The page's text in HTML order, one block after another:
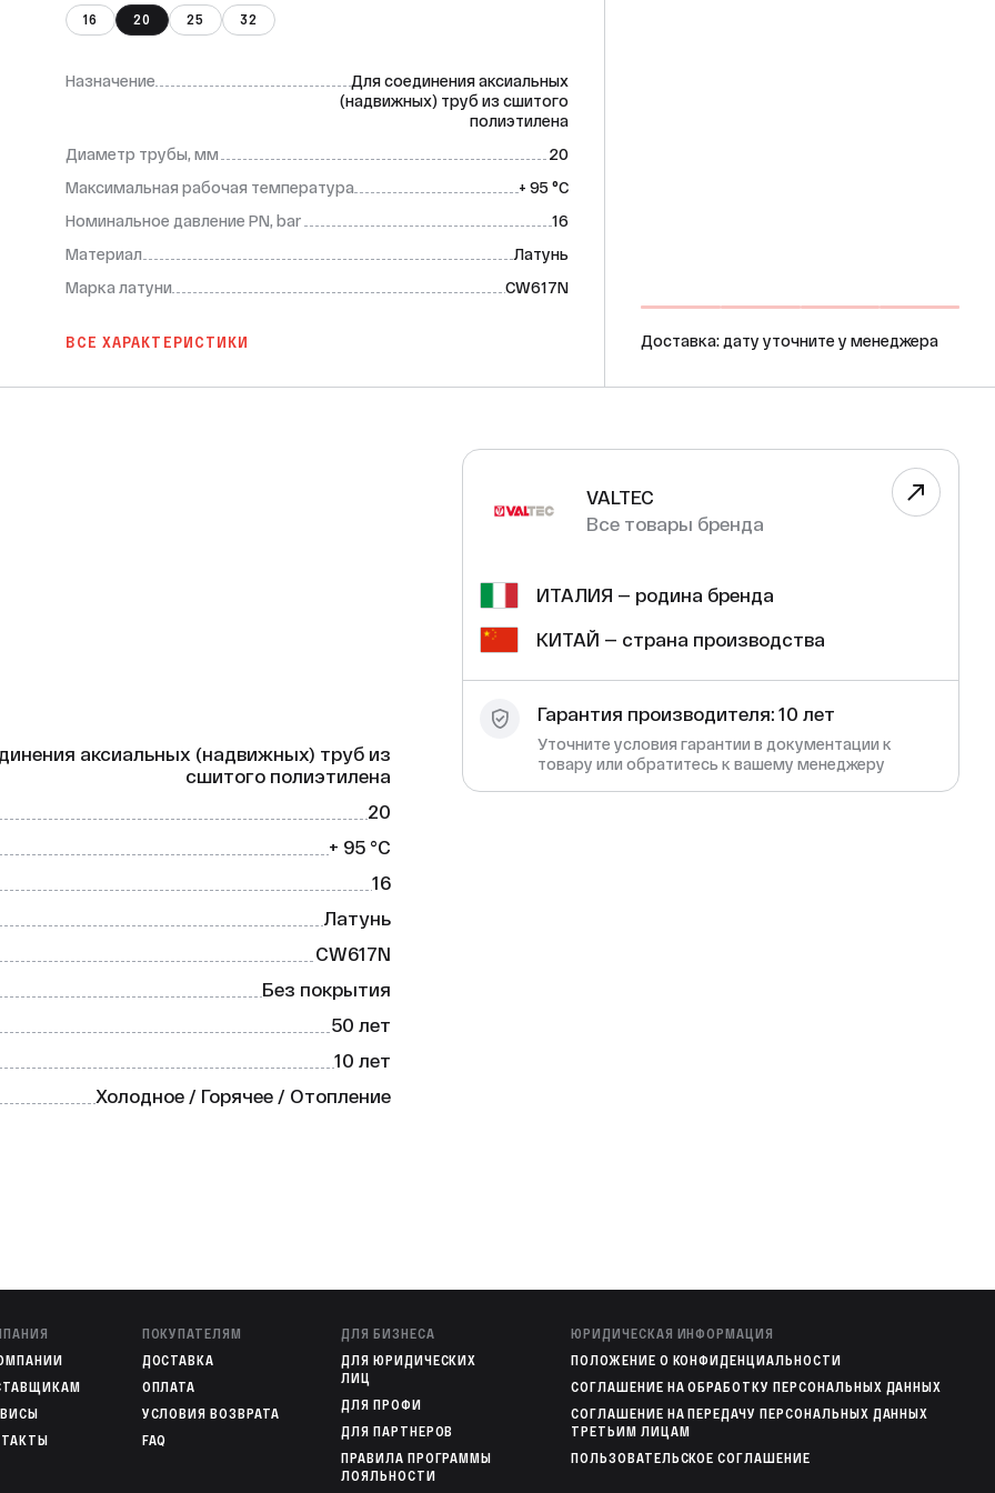
16 20 25 32
Назначение
Для соединения аксиальных
(надвижных) труб из сшитого
полиэтилена
Диаметр трубы, мм
20
Максимальная рабочая температура
+ 95 °C
Номинальное давление PN, bar
16
Материал
Латунь
Марка латуни
CW617N
ВСЕ ХАРАКТЕРИСТИКИ Доставка: дату уточните у менеджера
— это высококачественный и
и долговечной латуни, что
различных инженерных системах.
аксиальных (надвижных) труб из
сшитого полиэтилена
20
+ 95 °C
16
Латунь
CW617N
Без покрытия
50 лет
10 лет
Холодное / Горячее / Отопление
VALTEC
Все товары бренда
ИТАЛИЯ — родина бренда
КИТАЙ — страна производства
Гарантия производителя: 10 лет
Уточните условия гарантии в документации к
товару или обратитесь к вашему менеджеру
ПОКУПАТЕЛЯМ
ДОСТАВКА
ОПЛАТА
УСЛОВИЯ ВОЗВРАТА
FAQ
ДЛЯ БИЗНЕСА
ДЛЯ ЮРИДИЧЕСКИХ
ЛИЦ
ДЛЯ ПРОФИ
ДЛЯ ПАРТНЕРОВ
ПРАВИЛА ПРОГРАММЫ
ЛОЯЛЬНОСТИ
ЮРИДИЧЕСКАЯ ИНФОРМАЦИЯ
ПОЛОЖЕНИЕ О КОНФИДЕНЦИАЛЬНОСТИ
СОГЛАШЕНИЕ НА ОБРАБОТКУ ПЕРСОНАЛЬНЫХ ДАННЫХ
СОГЛАШЕНИЕ НА ПЕРЕДАЧУ ПЕРСОНАЛЬНЫХ ДАННЫХ
ТРЕТЬИМ ЛИЦАМ
ПОЛЬЗОВАТЕЛЬСКОЕ СОГЛАШЕНИЕ